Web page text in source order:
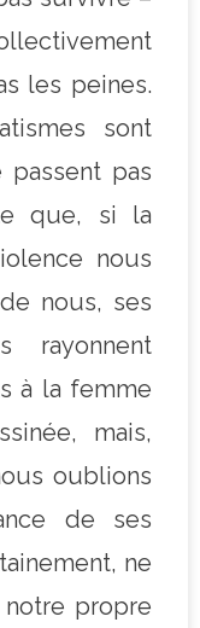
les peines.
sont
pas
que, si la
nous
nous, ses
rayonnent
à la femme
mais,
oublions
de ses
ne
propre